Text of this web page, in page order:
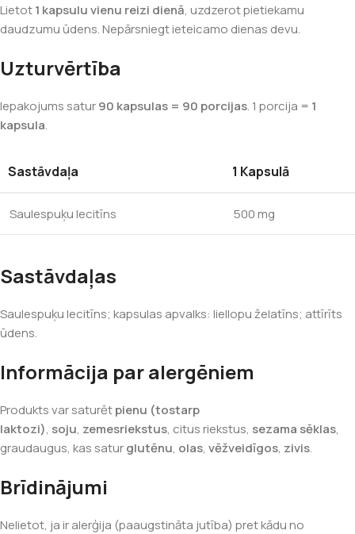
Lietot1 kapsulu vienu reizi dienā, uzdzerot pietiekamu
daudzumu ūdens. Nepārsniegt ieteicamo dienas devu.
Uzturvērtība
Iepakojums satur90 kapsulas = 90 porcijas. 1 porcija = 1
kapsula.
Sastāvdaļa 1 Kapsulā
Saulespuķu lecitīns 500 mg
Sastāvdaļas
Saulespuķu lecitīns; kapsulas apvalks: liellopu želatīns; attīrīts
ūdens.
Informācija par alergēniem
Produkts var saturētpienu (tostarp
laktozi), soju, zemesriekstus, citus riekstus, sezama sēklas,
graudaugus, kas saturglutēnu, olas, vēžveidīgos, zivis.
Brīdinājumi
Nelietot, ja ir alerģija (paaugstināta jutība) pret kādu no